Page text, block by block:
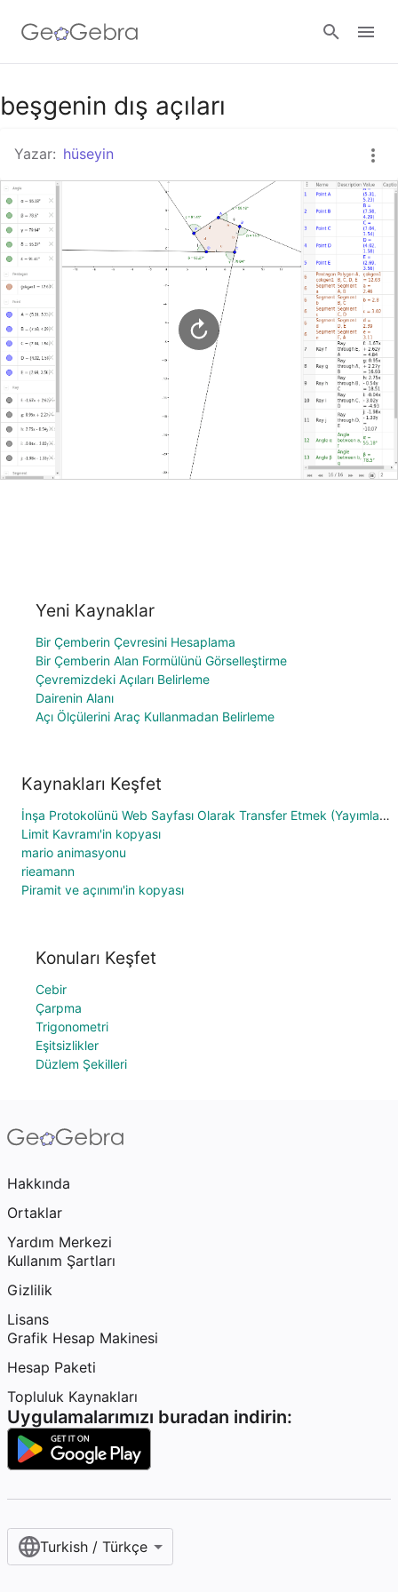
Google Classroom
GeoGebra Ders
Giriş yap
beşgenin dış açıları
Yazar: hüseyin
Yeni Kaynaklar
Bir Çemberin Çevresini Hesaplama
Bir Çemberin Alan Formülünü Görselleştirme
Çevremizdeki Açıları Belirleme
Dairenin Alanı
Açı Ölçülerini Araç Kullanmadan Belirleme
Kaynakları Keşfet
İnşa Protokolünü Web Sayfası Olarak Transfer Etmek (Yayımlamak)
Limit Kavramı'in kopyası
mario animasyonu
rieamann
Piramit ve açınımı'in kopyası
Konuları Keşfet
Cebir
Çarpma
Trigonometri
Eşitsizlikler
Düzlem Şekilleri
Hakkında
Ortaklar
Yardım Merkezi
Kullanım Şartları
Gizlilik
Lisans
Grafik Hesap Makinesi
Hesap Paketi
Topluluk Kaynakları
Uygulamalarımızı buradan indirin:
Turkish / Türkçe‎